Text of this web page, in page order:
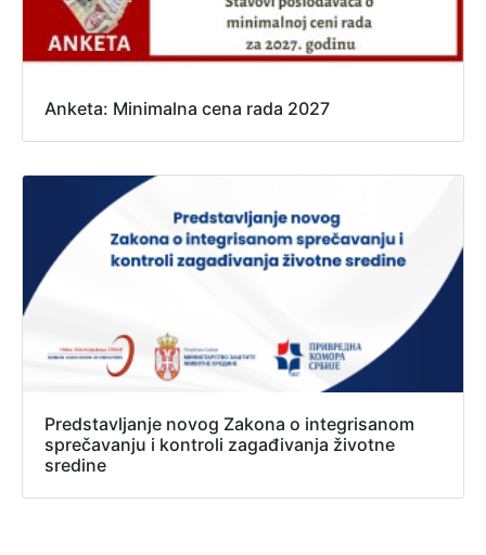
Anketa: Minimalna cena rada 2027
Predstavljanje novog Zakona o integrisanom
sprečavanju i kontroli zagađivanja životne
sredine